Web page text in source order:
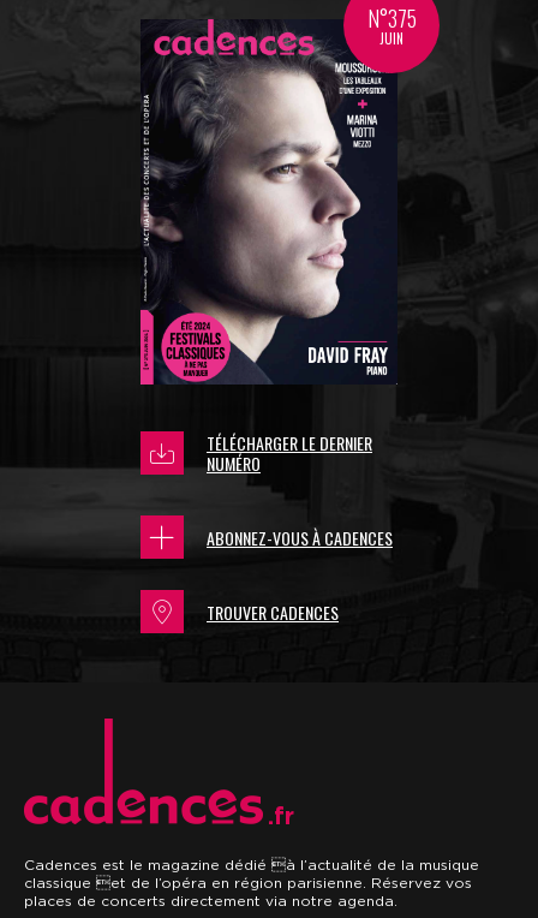
N°375
JUIN
TÉLÉCHARGER LE DERNIER
NUMÉRO
ABONNEZ-VOUS À CADENCES
TROUVER CADENCES
.fr
Cadences est le magazine dédié à l’actualité de la musique
classique et de l’opéra en région parisienne. Réservez vos
places de concerts directement via notre agenda.